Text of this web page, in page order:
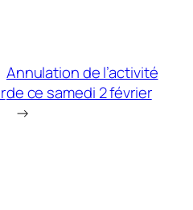
Annulation de l’activité
de ce samedi 2 février
→